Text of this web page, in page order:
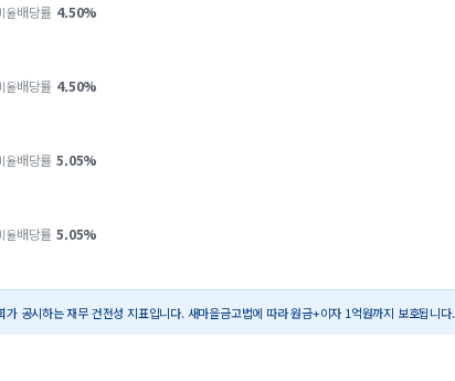
율배당률 4.50%
율배당률 4.50%
율배당률 5.05%
율배당률 5.05%
가 공시하는 재무 건전성 지표입니다. 새마을금고법에 따라 원금+이자 1억원까지 보호됩니다.